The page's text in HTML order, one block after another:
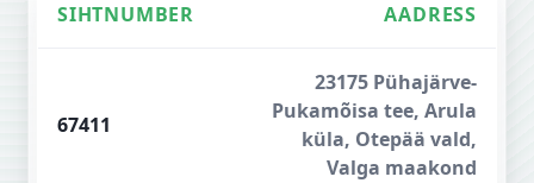
SIHTNUMBER AADRESS
67411
23175 Pühajärve-
Pukamõisa tee, Arula
küla, Otepää vald,
Valga maakond